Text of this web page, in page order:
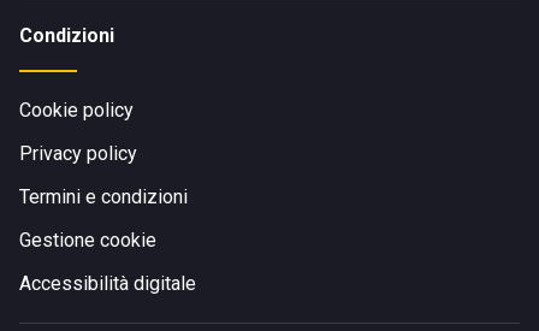
Condizioni
Cookie policy
Privacy policy
Termini e condizioni
Gestione cookie
Accessibilità digitale